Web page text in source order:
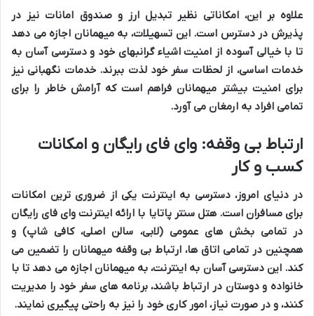
علاوه بر این،امکاناتی نظیر تبدیل ارز وصندوق امانات نیز در
پذیرش در دسترس است. این تسهیلات، به میهمانان اجازه می دهد
تا با خیالی آسوده از امنیت اشیاء گرانبهای خود ودسترسی آسان به
خدمات اساسی، ازلحظات سفر خود لذت ببرند.خدمات نگهبانینیز
برای امنیت بیشتر میهمانان فراهم است کهآرامش خاطر را برای
تمامی افراد به ارمغان می آورد.
ارتباط بی وقفه: وای فای رایگان و امکانات
کسب و کار
دردنیای امروز،دسترسی به اینترنت یکی از ضروری ترین امکانات
برایمسافران است.هتل سنتر پاتایا با ارائه اینترنت وای فای رایگان
درتمامی بخش های عمومی (لابی، سالن اصلی، کافی شاپ) و
همچنین در تمامی اتاق ها، ارتباط بی وقفه میهمانان را تضمین می
کند. ایندسترسی آسان به اینترنت، به میهمانان اجازه می دهد تا با
خانواده و دوستان در ارتباط باشند،برنامه های سفر خود را مدیریت
کنند، و در صورت نیاز، امور کاری خود را نیز به راحتی پیگیری نمایند.